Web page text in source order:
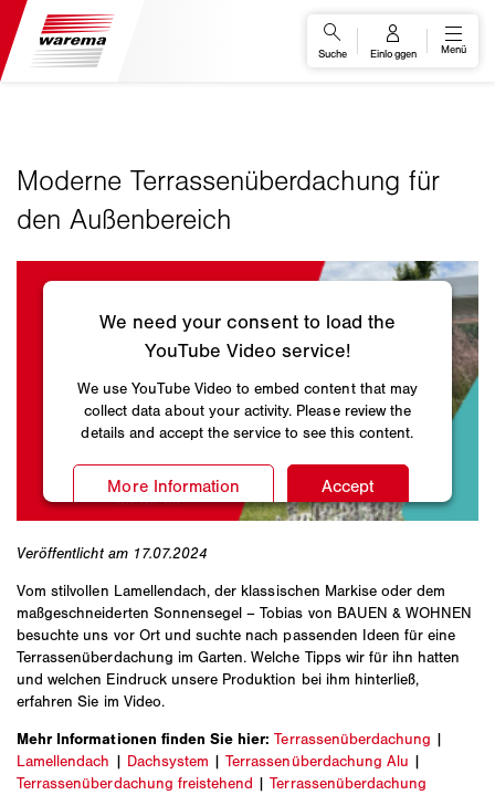
Veröffentlicht am 17.07.2024
Vom stilvollen Lamellendach, der klassischen Markise oder dem
maßgeschneiderten Sonnensegel – Tobias von BAUEN & WOHNEN
besuchte uns vor Ort und suchte nach passenden Ideen für eine
Terrassenüberdachung im Garten. Welche Tipps wir für ihn hatten
und welchen Eindruck unsere Produktion bei ihm hinterließ,
erfahren Sie im Video.
Mehr Informationen finden Sie hier:Terrassenüberdachung |
Lamellendach | Dachsystem |Terrassenüberdachung Alu |
Terrassenüberdachung freistehend |Terrassenüberdachung